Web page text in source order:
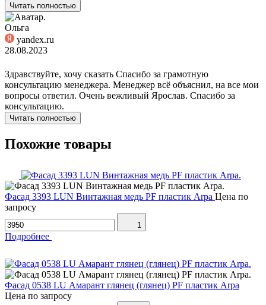
Читать полностью
Ольга
yandex.ru
28.08.2023
Здравствуйте, хочу сказать Спасибо за грамотную
консультацию менеджера. Менеджер всё объяснил, на все мои
вопросы ответил. Очень вежливый Ярослав. Спасибо за
консультацию.
Читать полностью
Похожие товары
Фасад 3393 LUN Винтажная медь PF пластик Arpa Цена по
запросу
1
Подробнее
Фасад 0538 LU Амарант глянец (глянец) PF пластик Arpa
Цена по запросу